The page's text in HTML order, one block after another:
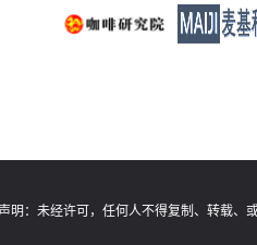
明： 未经许可，任何人不得复制、转载、